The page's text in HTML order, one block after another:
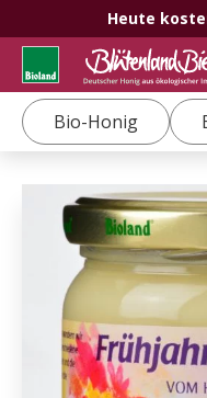
Heute
Bio-Honig